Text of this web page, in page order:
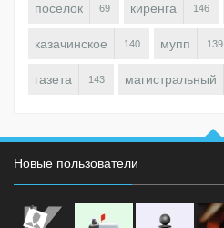
поселок 69 киренга 146
казачинское 140 мупп 139
газета 143 магистральный
Новые пользователи